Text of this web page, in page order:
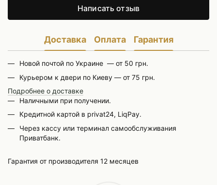
Написать отзыв
Доставка Оплата Гарантия
Новой почтой по Украине — от 50 грн.
Курьером к двери по Киеву — от 75 грн.
Подробнее о доставке
Наличными при получении.
Кредитной картой в privat24, LiqPay.
Через кассу или терминал самообслуживания
Приватбанк.
Гарантия от производителя 12 месяцев